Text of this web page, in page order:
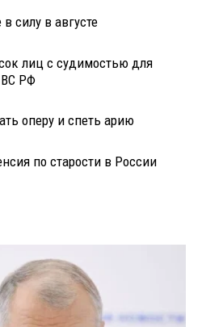
силу в августе
лиц с судимостью для
ВС РФ
оперу и спеть арию
по старости в России